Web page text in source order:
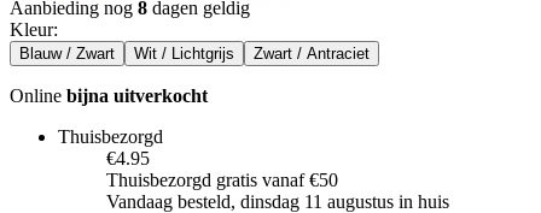
Aanbieding nog 8 dagen geldig
Kleur:
Blauw / Zwart Wit / Lichtgrijs Zwart / Antraciet
Online bijna uitverkocht
Thuisbezorgd
€4.95
Thuisbezorgd gratis vanaf €50
Vandaag besteld, dinsdag 11 augustus in huis